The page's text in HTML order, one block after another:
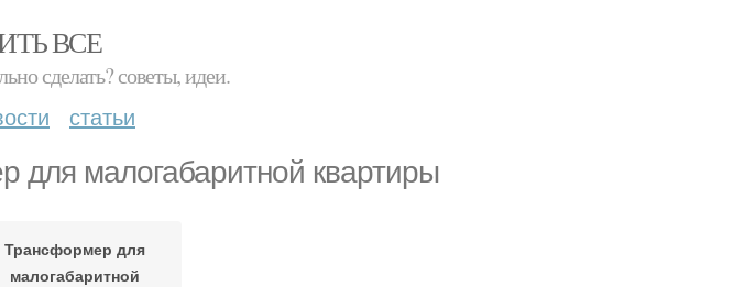
ВСЕ
сделать? советы, идеи.
статьи
для малогабаритной квартиры
Трансформер для
малогабаритной